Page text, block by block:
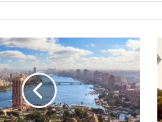
الأرصاد
تكشف
طقس
مصر
بدءًا
من
اليوم